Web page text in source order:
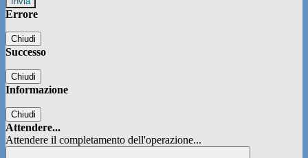
Errore
Chiudi
Successo
Chiudi
Informazione
Chiudi
Attendere...
Attendere il completamento dell'operazione...